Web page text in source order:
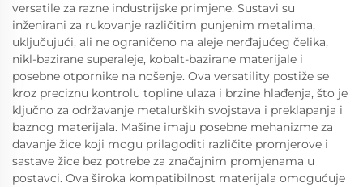
versatile za razne industrijske primjene. Sustavi su
inženirani za rukovanje različitim punjenim metalima,
uključujući, ali ne ograničeno na aleje nerđajućeg čelika,
nikl-bazirane superaleje, kobalt-bazirane materijale i
posebne otpornike na nošenje. Ova versatility postiže se
kroz preciznu kontrolu topline ulaza i brzine hlađenja, što je
ključno za održavanje metalurških svojstava i preklapanja i
baznog materijala. Mašine imaju posebne mehanizme za
davanje žice koji mogu prilagoditi različite promjerove i
sastave žice bez potrebe za značajnim promjenama u
postavci. Ova široka kompatibilnost materijala omogućuje